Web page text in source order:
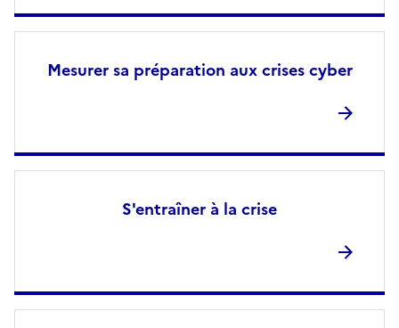
Mesurer sa préparation aux crises cyber
S'entraîner à la crise